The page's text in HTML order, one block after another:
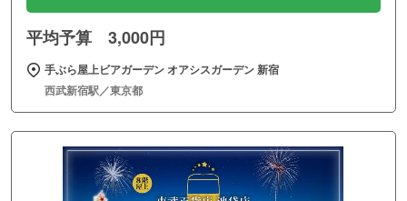
平均予算 3,000円
手ぶら屋上ビアガーデン オアシスガーデン 新宿
西武新宿駅／東京都